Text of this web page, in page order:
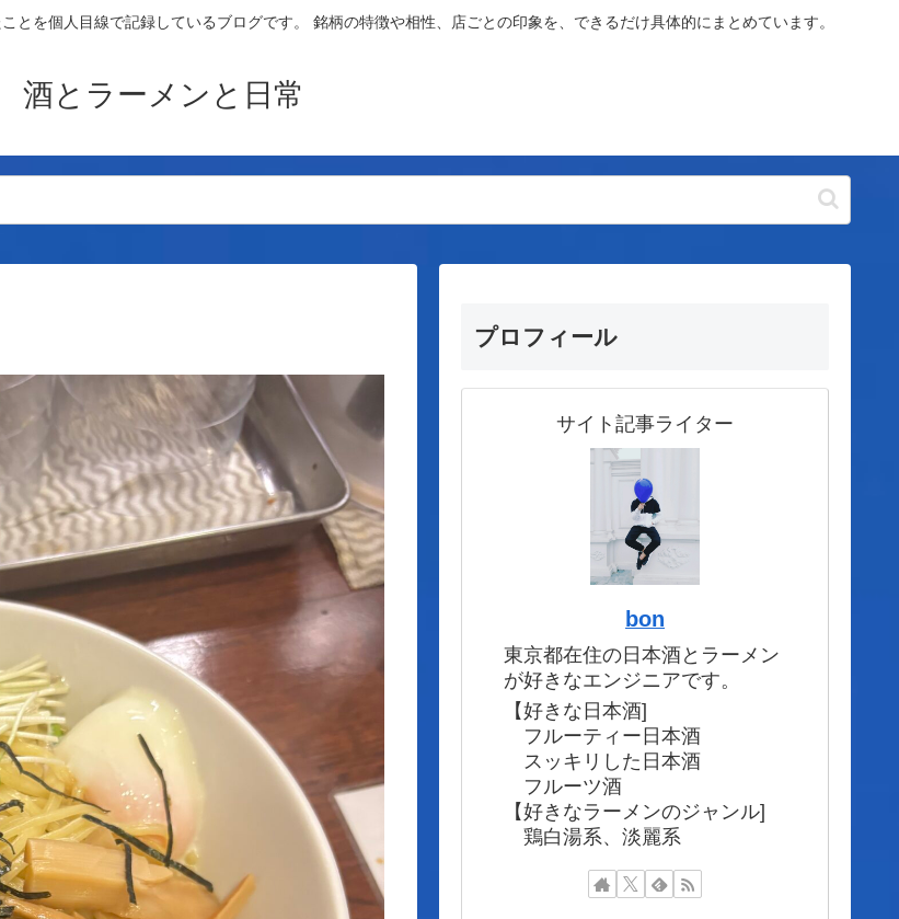
を個人目線で記録しているブログです。 銘柄の特徴や相性、店ごとの印象を、できるだけ具体的にまとめています。
酒とラーメンと日常
プロフィール
サイト記事ライター
bon
東京都在住の日本酒とラーメン
が好きなエンジニアです。
【好きな日本酒]
フルーティー日本酒
スッキリした日本酒
フルーツ酒
【好きなラーメンのジャンル]
鶏白湯系、淡麗系